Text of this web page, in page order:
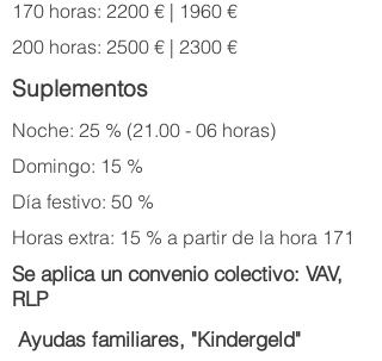
170 horas: 2200 € | 1960 €
200 horas: 2500 € | 2300 €
Suplementos
Noche: 25 % (21.00 - 06 horas)
Domingo: 15 %
Día festivo: 50 %
Horas extra: 15 % a partir de la hora 171
Se aplica un convenio colectivo: VAV,
RLP
Ayudas familiares, "Kindergeld"